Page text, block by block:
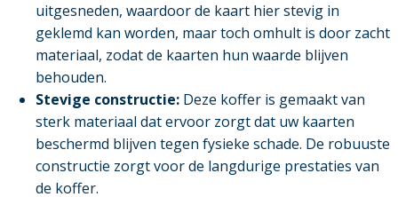
uitgesneden, waardoor de kaart hier stevig in
geklemd kan worden, maar toch omhult is door zacht
materiaal, zodat de kaarten hun waarde blijven
behouden.
Stevige constructie: Deze koffer is gemaakt van
sterk materiaal dat ervoor zorgt dat uw kaarten
beschermd blijven tegen fysieke schade. De robuuste
constructie zorgt voor de langdurige prestaties van
de koffer.